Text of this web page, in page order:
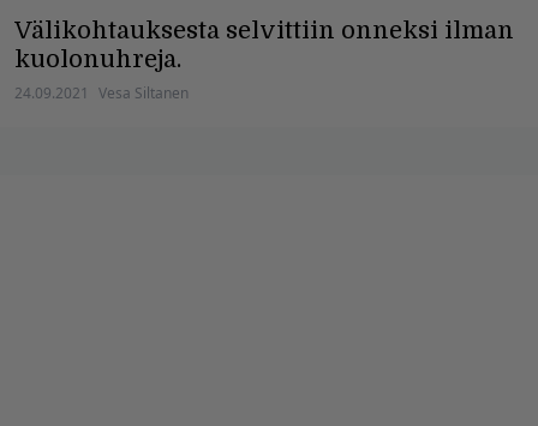
Välikohtauksesta selvittiin onneksi ilman
kuolonuhreja.
24.09.2021 Vesa Siltanen